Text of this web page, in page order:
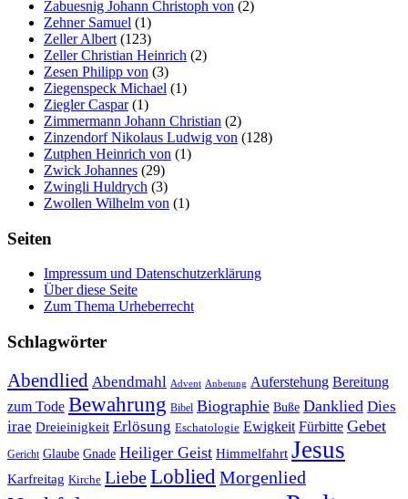
Zabuesnig Johann Christoph von (2)
Zehner Samuel (1)
Zeller Albert (123)
Zeller Christian Heinrich (2)
Zesen Philipp von (3)
Ziegenspeck Michael (1)
Ziegler Caspar(1)
Zimmermann Johann Christian (2)
Zinzendorf Nikolaus Ludwig von (128)
Zutphen Heinrich von (1)
Zwick Johannes (29)
Zwingli Huldrych (3)
Zwollen Wilhelm von (1)
Seiten
Impressum und Datenschutzerklärung
Über diese Seite
Zum Thema Urheberrecht
Schlagwörter
Abendlied Abendmahl Advent Anbetung Auferstehung Bereitung
zum Tode Bewahrung Bibel Biographie Buße Danklied Dies
irae Dreieinigkeit Erlösung Eschatologie Ewigkeit Fürbitte Gebet
Gericht Glaube Gnade Heiliger Geist Himmelfahrt Jesus
Karfreitag Kirche LiebeLoblied Morgenlied